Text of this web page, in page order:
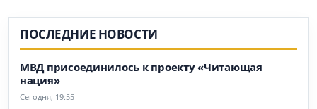
ПОСЛЕДНИЕ НОВОСТИ
МВД присоединилось к проекту «Читающая
нация»
Сегодня, 19:55